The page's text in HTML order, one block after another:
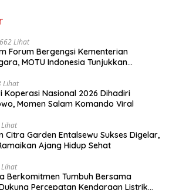
Lihat
Forum Bergengsi Kementerian
MOTU Indonesia Tunjukkan
Lihat
Koperasi Nasional 2026 Dihadiri
Momen Salam Komando Viral
Citra Garden Entalsewu Sukses Digelar,
Ajang Hidup Sehat
Berkomitmen Tumbuh Bersama
Percepatan Kendaraan Listrik